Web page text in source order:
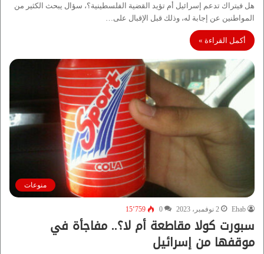
هل فيتراك تدعم إسرائيل أم تؤيد القضية الفلسطينية؟، سؤال يبحث الكثير من
المواطنين عن إجابة له، وذلك قبل الإقبال على…
أكمل القراءة »
منوعات
Ehab 2 نوفمبر، 2023 0 15٬759
سبورت كولا مقاطعة أم لا؟.. مفاجأة في
موقفها من إسرائيل